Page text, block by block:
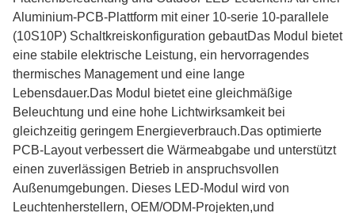
Aluminium-PCB-Plattform mit einer 10-serie 10-parallele
(10S10P) Schaltkreiskonfiguration gebautDas Modul bietet
eine stabile elektrische Leistung, ein hervorragendes
thermisches Management und eine lange
Lebensdauer.Das Modul bietet eine gleichmäßige
Beleuchtung und eine hohe Lichtwirksamkeit bei
gleichzeitig geringem Energieverbrauch.Das optimierte
PCB-Layout verbessert die Wärmeabgabe und unterstützt
einen zuverlässigen Betrieb in anspruchsvollen
Außenumgebungen. Dieses LED-Modul wird von
Leuchtenherstellern, OEM/ODM-Projekten,und